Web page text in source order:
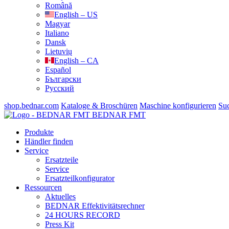
Română
English – US
Magyar
Italiano
Dansk
Lietuvių
English – CA
Español
Български
Русский
shop.bednar.com Kataloge & Broschüren Maschine konfigurieren
BEDNAR FMT
Produkte
Händler finden
Service
Ersatzteile
Service
Ersatzteilkonfigurator
Ressourcen
Aktuelles
BEDNAR Effektivitätsrechner
24 HOURS RECORD
Press Kit